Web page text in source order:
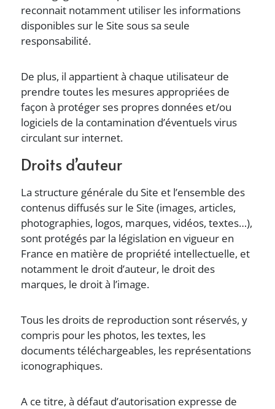
reconnait notamment utiliser les informations
disponibles sur le Site sous sa seule
responsabilité.
De plus, il appartient à chaque utilisateur de
prendre toutes les mesures appropriées de
façon à protéger ses propres données et/ou
logiciels de la contamination d’éventuels virus
circulant sur internet.
Droits d’auteur
La structure générale du Site et l’ensemble des
contenus diffusés sur le Site (images, articles,
photographies, logos, marques, vidéos, textes…),
sont protégés par la législation en vigueur en
France en matière de propriété intellectuelle, et
notamment le droit d’auteur, le droit des
marques, le droit à l’image.
Tous les droits de reproduction sont réservés, y
compris pour les photos, les textes, les
documents téléchargeables, les représentations
iconographiques.
A ce titre, à défaut d’autorisation expresse de